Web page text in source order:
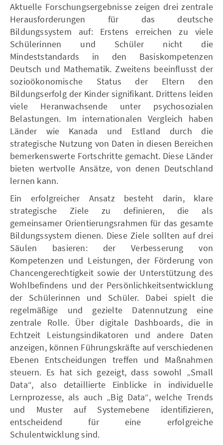
Aktuelle Forschungsergebnisse zeigen drei zentrale
Herausforderungen für das deutsche
Bildungssystem auf: Erstens erreichen zu viele
Schülerinnen und Schüler nicht die
Mindeststandards in den Basiskompetenzen
Deutsch und Mathematik. Zweitens beeinflusst der
sozioökonomische Status der Eltern den
Bildungserfolg der Kinder signifikant. Drittens leiden
viele Heranwachsende unter psychosozialen
Belastungen. Im internationalen Vergleich haben
Länder wie Kanada und Estland durch die
strategische Nutzung von Daten in diesen Bereichen
bemerkenswerte Fortschritte gemacht. Diese Länder
bieten wertvolle Ansätze, von denen Deutschland
lernen kann.
Ein erfolgreicher Ansatz besteht darin, klare
strategische Ziele zu definieren, die als
gemeinsamer Orientierungsrahmen für das gesamte
Bildungssystem dienen. Diese Ziele sollten auf drei
Säulen basieren: der Verbesserung von
Kompetenzen und Leistungen, der Förderung von
Chancengerechtigkeit sowie der Unterstützung des
Wohlbefindens und der Persönlichkeitsentwicklung
der Schülerinnen und Schüler. Dabei spielt die
regelmäßige und gezielte Datennutzung eine
zentrale Rolle. Über digitale Dashboards, die in
Echtzeit Leistungsindikatoren und andere Daten
anzeigen, können Führungskräfte auf verschiedenen
Ebenen Entscheidungen treffen und Maßnahmen
steuern. Es hat sich gezeigt, dass sowohl „Small
Data“, also detaillierte Einblicke in individuelle
Lernprozesse, als auch „Big Data“, welche Trends
und Muster auf Systemebene identifizieren,
entscheidend für eine erfolgreiche
Schulentwicklung sind.